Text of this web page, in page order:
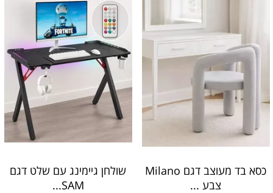
כסא בד מעוצב דגם Milano
צבע ...
שולחן גיימינג עם שלט דגם
SAM...